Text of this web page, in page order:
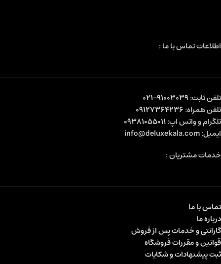
اطلاعات تماس با ما :
تلفن ثابت:91003039-021
تلفن همراه:09127364236
تلگرام و واتس اپ:09381055011
ایمیل: info@deluxekala.com
خدمات مشتریان :
تماس با ما
درباره ما
گارانتی و خدمات پس از فروش
قوانین و مقررات فروشگاه
ثبت پیشنهادات و شکایات